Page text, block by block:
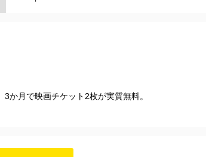
か月で映画チケット2枚が実質無料。